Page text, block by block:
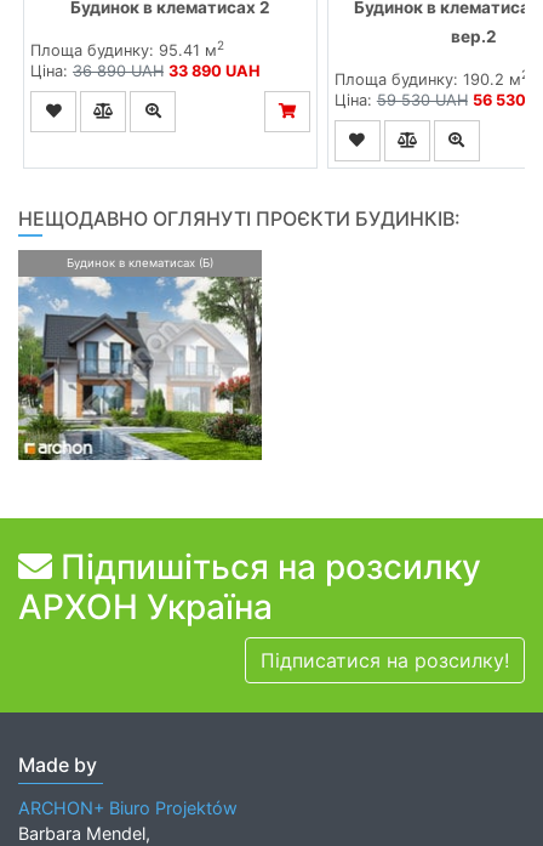
Будинок в клематисах 2
Площа будинку: 95.41 м2
Ціна: 36 890 UAH 33 890 UAH
Будинок в
вер.2
Площа будинку: 190.2 м2
Ціна:59 530 UAH 56 530
НЕЩОДАВНО ОГЛЯНУТІ ПРОЄКТИ БУДИНКІВ:
Будинок в клематисах (Б)
Підпишіться на розсилку
АРХОН Україна
Підписатися на розсилку!
Made by
ARCHON+ Biuro Projektów
Barbara Mendel,